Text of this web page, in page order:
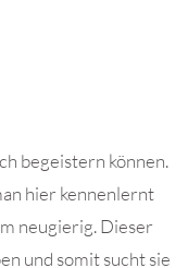
begeistern können.
hier kennenlernt
neugierig. Dieser
und somit sucht sie